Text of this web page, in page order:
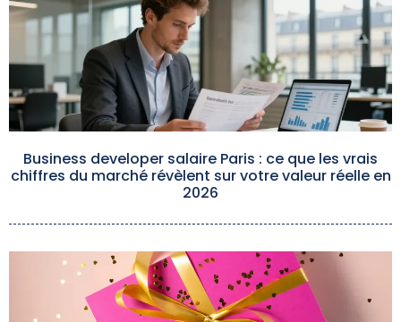
Business developer salaire Paris : ce que les vrais
chiffres du marché révèlent sur votre valeur réelle en
2026